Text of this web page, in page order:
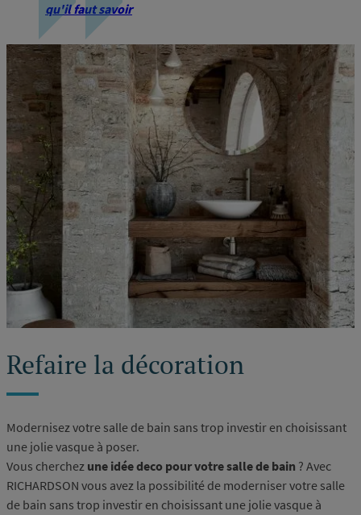
qu'il faut savoir
Refaire la décoration
Modernisez votre salle de bain sans trop investir en choisissant
une jolie vasque à poser.
Vous cherchez une idée deco pour votre salle de bain ? Avec
RICHARDSON vous avez la possibilité de moderniser votre salle
de bain sans trop investir en choisissant une jolie vasque à